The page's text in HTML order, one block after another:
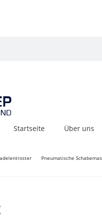
Startseite Über uns
Pneumatische